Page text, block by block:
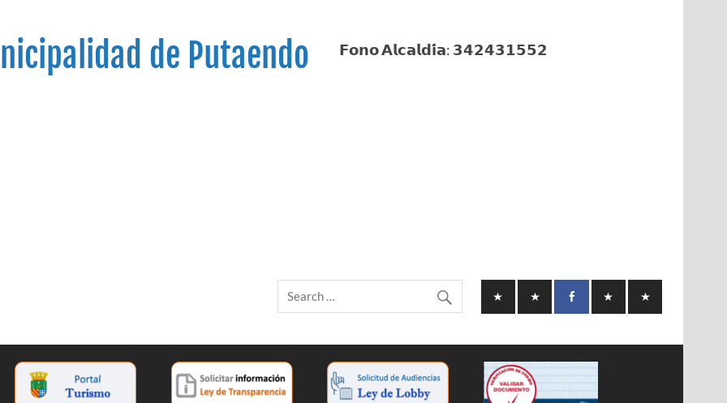
de Putaendo 𝗙𝗼𝗻𝗼 𝗔𝗹𝗰𝗮𝗹𝗱𝗶́𝗮: 𝟯𝟰𝟮𝟰𝟯𝟭𝟱𝟱𝟮